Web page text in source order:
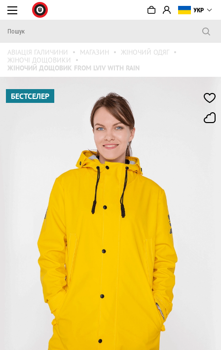
УКР
АВІАЦІЯ ГАЛИЧИНИ МАГАЗИН
ЖІНОЧИЙ ОДЯГ
ЖІНОЧІ ДОЩОВИКИ
ЖІНОЧИЙ ДОЩОВИК FROM LVIV WITH RAIN
БЕСТСЕЛЕР